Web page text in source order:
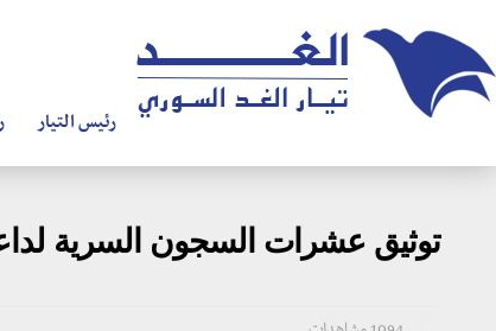
رئيس التيار
توثيق عشرات السجون السرية